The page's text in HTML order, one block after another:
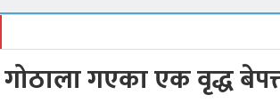
गोठाला गएका एक वृद्ध